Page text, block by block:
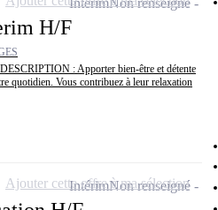
H/F
: Apporter bien-être et détente
quotidien. Vous contribuez à leur relaxation
IntérimNon renseigné
IntérimNon renseigné
Ajouter cette offre à ma sélection